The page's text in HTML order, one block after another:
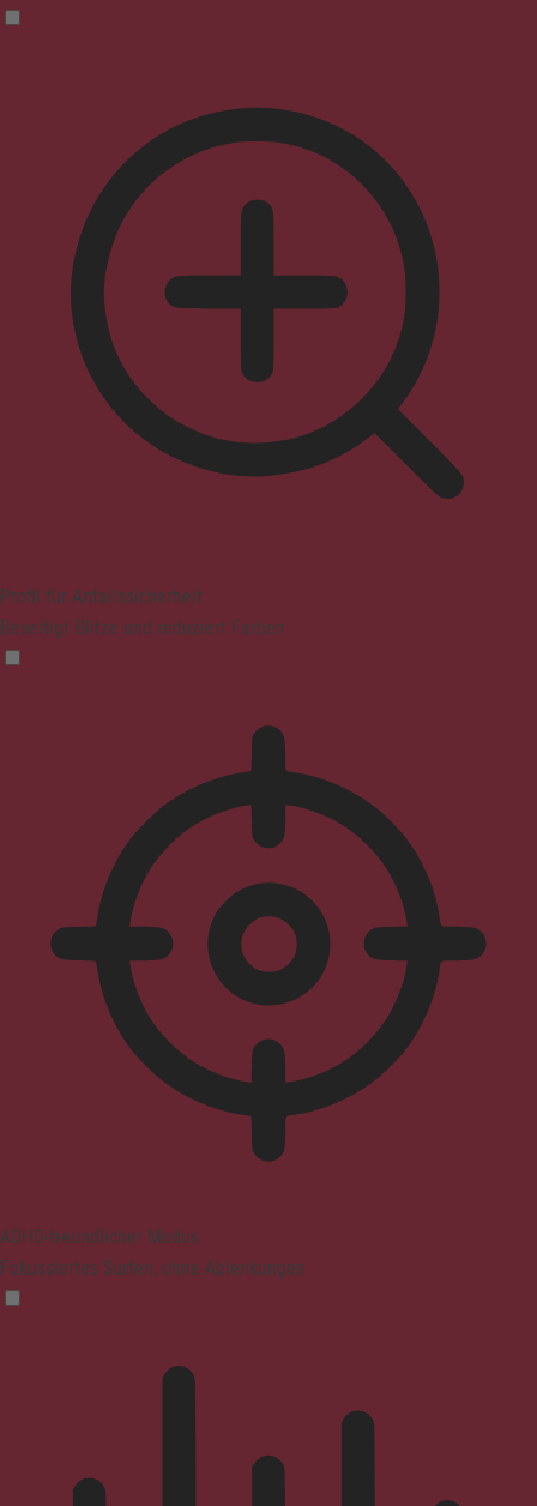
Profil für Anfallssicherheit
Beseitigt Blitze und reduziert Farben
ADHD-freundlicher Modus
Fokussiertes Surfen, ohne Ablenkungen